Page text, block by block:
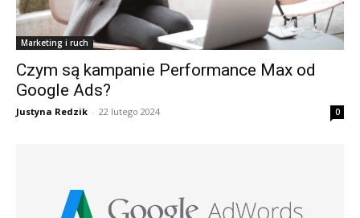
Marketing i ruch
Czym są kampanie Performance Max od
Google Ads?
Justyna Redzik - 22 lutego 2024 0